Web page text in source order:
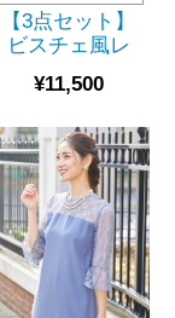
【3点セット】
ビスチェ風レ
レ丈ドレス
（SET2022）
¥11,500